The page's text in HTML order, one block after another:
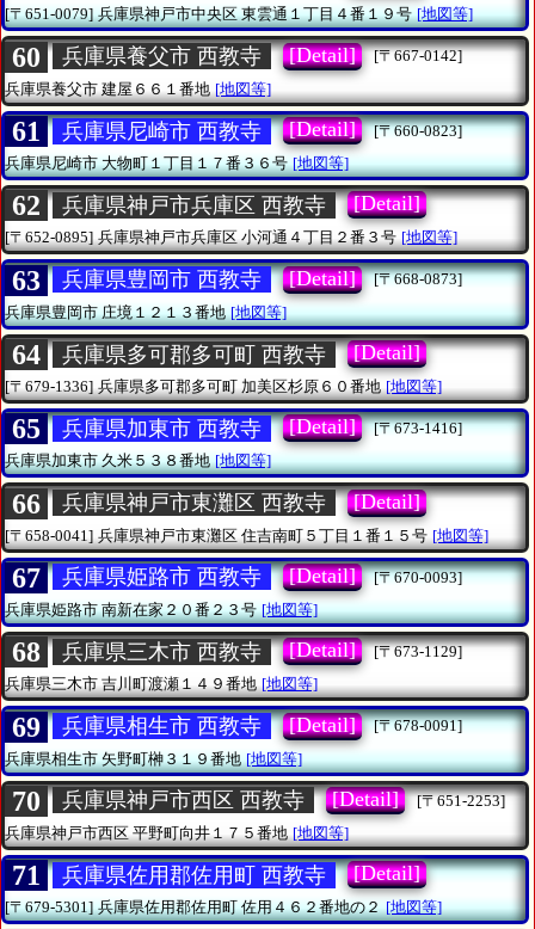
[〒651-0079] 兵庫県神戸市中央区東雲通１丁目４番１９号 [地図等]
60 兵庫県養父市 西教寺 [Detail]
[〒667-0142]
兵庫県養父市 建屋６６１番地 [地図等]
61 兵庫県尼崎市 西教寺 [Detail]
[〒660-0823]
兵庫県尼崎市大物町１丁目１７番３６号 [地図等]
62 兵庫県神戸市兵庫区 西教寺 [Detail]
[〒652-0895] 兵庫県神戸市兵庫区小河通４丁目２番３号 [地図等]
63 兵庫県豊岡市 西教寺 [Detail]
[〒668-0873]
兵庫県豊岡市庄境１２１３番地 [地図等]
64 兵庫県多可郡多可町 西教寺 [Detail]
[〒679-1336] 兵庫県多可郡多可町加美区杉原６０番地 [地図等]
65 兵庫県加東市 西教寺 [Detail]
[〒673-1416]
兵庫県加東市久米５３８番地 [地図等]
66 兵庫県神戸市東灘区 西教寺 [Detail]
[〒658-0041] 兵庫県神戸市東灘区 住吉南町５丁目１番１５号 [地図等]
67 兵庫県姫路市 西教寺 [Detail]
[〒670-0093]
兵庫県姫路市南新在家２０番２３号 [地図等]
68 兵庫県三木市 西教寺 [Detail]
[〒673-1129]
兵庫県三木市吉川町渡瀬１４９番地 [地図等]
69 兵庫県相生市 西教寺 [Detail]
[〒678-0091]
兵庫県相生市矢野町榊３１９番地 [地図等]
70 兵庫県神戸市西区 西教寺 [Detail]
[〒651-2253]
兵庫県神戸市西区 平野町向井１７５番地 [地図等]
71 兵庫県佐用郡佐用町 西教寺 [Detail]
[〒679-5301] 兵庫県佐用郡佐用町佐用４６２番地の２ [地図等]